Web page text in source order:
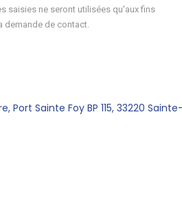
saisies ne seront utilisées qu'aux fins
demande de contact.
Port Sainte Foy BP 115, 33220